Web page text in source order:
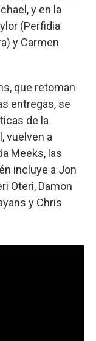
y en la
(Perfidia
y Carmen
que retoman
entregas, se
de la
vuelven a
Meeks, las
incluye a Jon
Oteri, Damon
y Chris